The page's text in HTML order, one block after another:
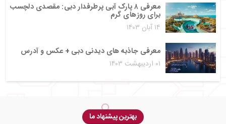
معرفی ۸ پارک آبی پرطرفدار دبی: مقصدی دلچسب
برای روزهای گرم
۱۴ آبان ۱۴۰۳
معرفی جاذبه های دیدنی دبی + عکس و آدرس
۰۱ اردیبهشت ۱۴۰۳
بهترین پیشنهاد ما